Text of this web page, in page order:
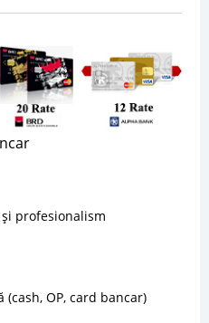
profesionalism
OP, card bancar)